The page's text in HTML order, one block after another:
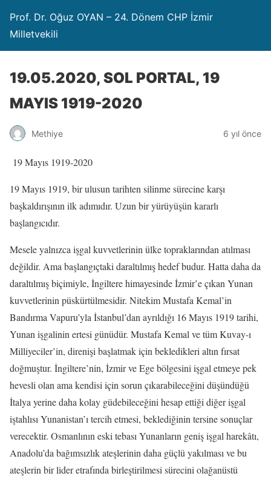
Prof. Dr. Oğuz OYAN – 24. Dönem CHP İzmir
Milletvekili
19.05.2020, SOL PORTAL, 19
MAYIS 1919-2020
Methiye 6 yıl önce
19 Mayıs 1919-2020
19 Mayıs 1919, bir ulusun tarihten silinme sürecine karşı
başkaldırışının ilk adımıdır. Uzun bir yürüyüşün kararlı
başlangıcıdır.
Mesele yalnızca işgal kuvvetlerinin ülke topraklarından atılması
değildir. Ama başlangıçtaki daraltılmış hedef budur. Hatta daha da
daraltılmış biçimiyle, İngiltere himayesinde İzmir’e çıkan Yunan
kuvvetlerinin püskürtülmesidir. Nitekim Mustafa Kemal’in
Bandırma Vapuru’yla İstanbul’dan ayrıldığı 16 Mayıs 1919 tarihi,
Yunan işgalinin ertesi günüdür. Mustafa Kemal ve tüm Kuvay-ı
Milliyeciler’in, direnişi başlatmak için bekledikleri altın fırsat
doğmuştur. İngiltere’nin, İzmir ve Ege bölgesini işgal etmeye pek
hevesli olan ama kendisi için sorun çıkarabileceğini düşündüğü
İtalya yerine daha kolay güdebileceğini hesap ettiği diğer işgal
iştahlısı Yunanistan’ı tercih etmesi, beklediğinin tersine sonuçlar
verecektir. Osmanlının eski tebası Yunanların geniş işgal harekâtı,
Anadolu’da bağımsızlık ateşlerinin daha güçlü yakılması ve bu
ateşlerin bir lider etrafında birleştirilmesi sürecini olağanüstü